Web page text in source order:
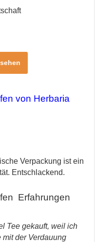
von Herbaria
Verpackung ist ein
Entschlackend.
Erfahrungen
Tee gekauft, weil ich
der Verdauung